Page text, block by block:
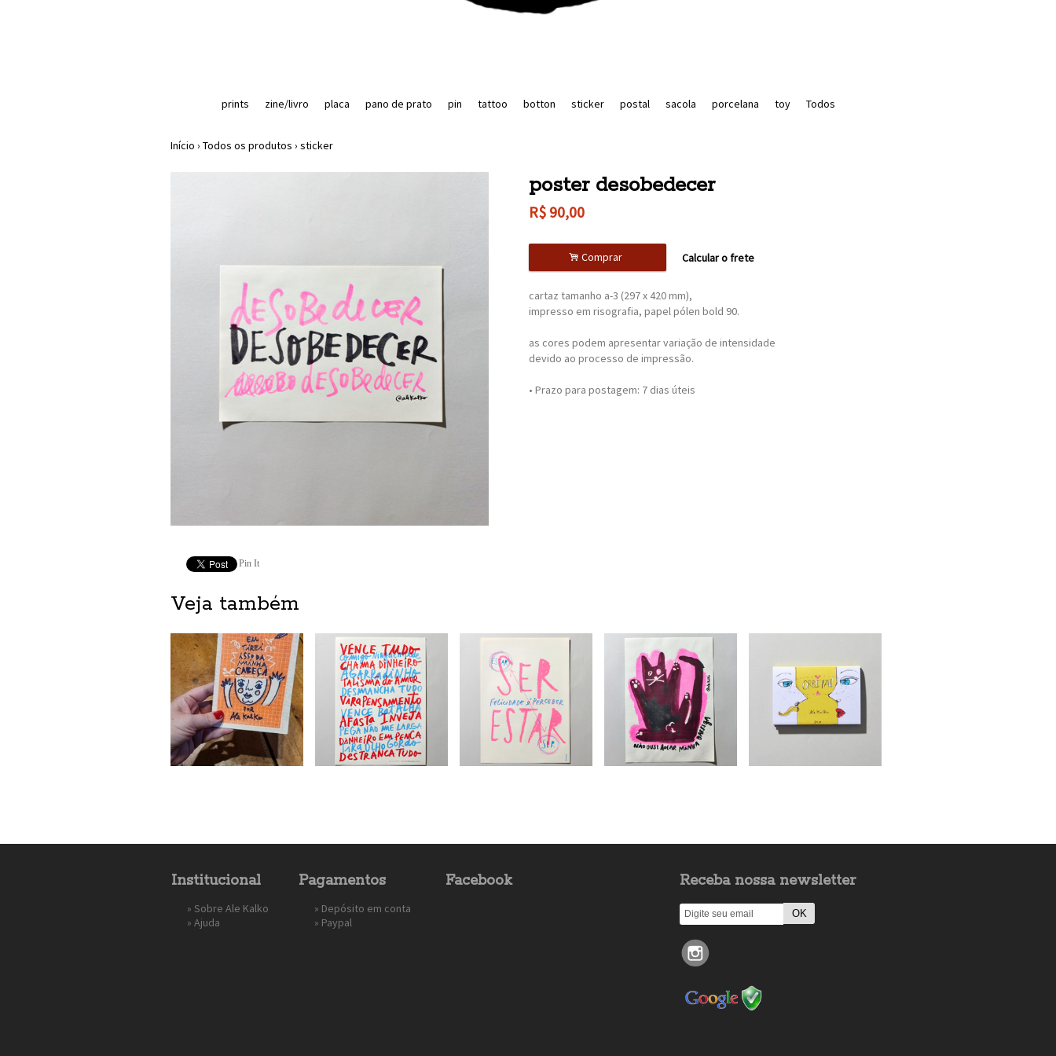
prints zine/livro placa pano de prato pin tattoo botton sticker postal sacola porcelana toy Todos
Início › Todos os produtos › sticker
Pin It
poster desobedecer
R$ 90,00
. Comprar Calcular o frete
cartaz tamanho a-3 (297 x 420 mm),
impresso em risografia, papel pólen bold 90.
as cores podem apresentar variação de intensidade
devido ao processo de impressão.
• Prazo para postagem: 7 dias úteis
Veja também
Institucional
» Sobre Ale Kalko
» Ajuda
Pagamentos
» Depósito em conta
» Paypal
Facebook Receba nossa newsletter